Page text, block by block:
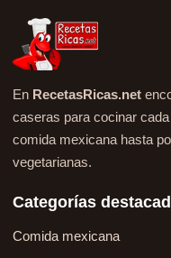
En RecetasRicas.net
caseras para cocinar
comida mexicana hasta
vegetarianas.
Categorías
Comida mexicana